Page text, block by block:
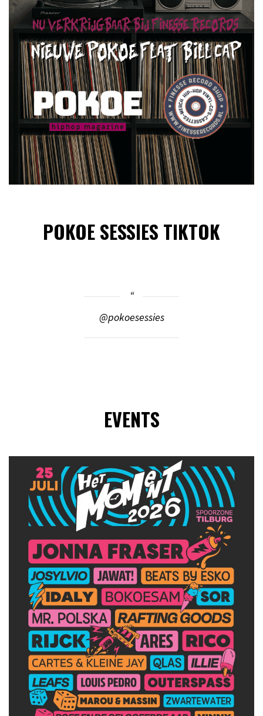
POKOE SESSIES TIKTOK
@pokoesessies
EVENTS